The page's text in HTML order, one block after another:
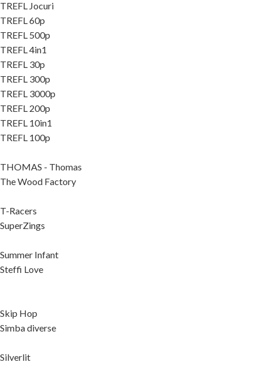
TREFL Jocuri
TREFL 60p
TREFL 500p
TREFL 4in1
TREFL 30p
TREFL 300p
TREFL 3000p
TREFL 200p
TREFL 10in1
TREFL 100p
THOMAS - Thomas
The Wood Factory
T-Racers
SuperZings
Summer Infant
Steffi Love
Skip Hop
Simba diverse
Silverlit